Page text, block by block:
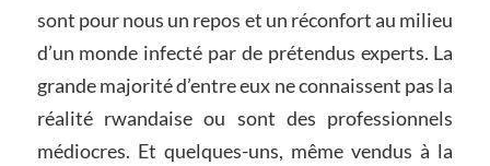
sont pour nous un repos et un réconfort au milieu
d’un monde infecté par de prétendus experts. La
grande majorité d’entre eux ne connaissent pas la
réalité rwandaise ou sont des professionnels
médiocres. Et quelques-uns, même vendus à la